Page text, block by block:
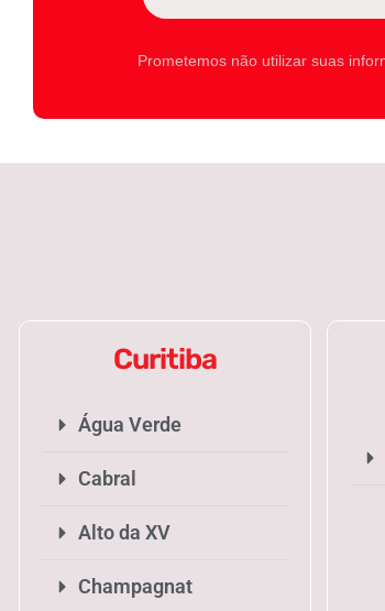
Prometemos não utilizar suas
Curitiba
Água Verde
Cabral
Alto da XV
Champagnat